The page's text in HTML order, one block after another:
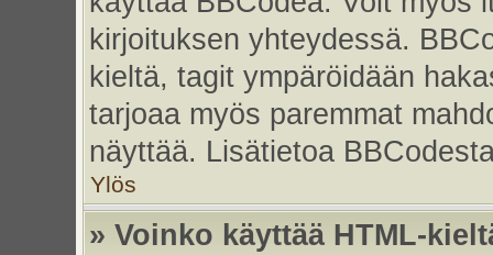
kirjoituksen yhteydessä.
kieltä, tagit ympäröidään
tarjoaa myös paremmat
näyttää. Lisätietoa
Ylös
» Voinko käyttää HTML-